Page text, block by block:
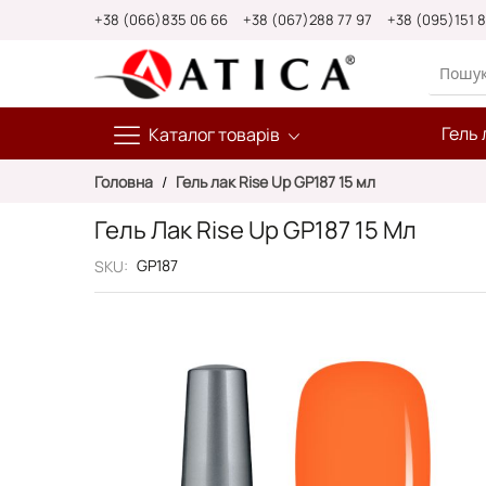
+38 (066)835 06 66 +38 (067)288 77 97 +38 (095)151
Каталог товарів Гель
Головна Гель лак Rise Up GP187 15 мл
Гель Лак Rise Up GP187 15 Мл
SKU GP187